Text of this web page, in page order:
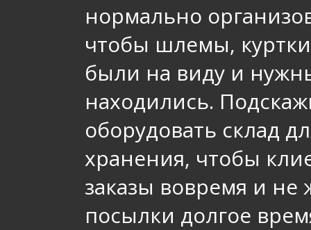
нормально
чтобы шлемы,
были на виду и
находились.
оборудовать склад
хранения, чтобы
заказы вовремя и не
посылки долгое